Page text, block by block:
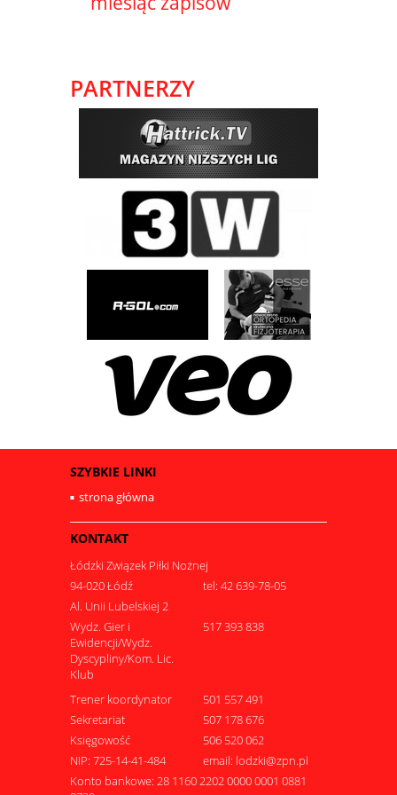
PARTNERZY
SZYBKIE LINKI
strona główna
KONTAKT
Łódzki Związek Piłki Nożnej
94-020 Łódź
tel: 42 639-78-05
Al. Unii Lubelskiej 2
Wydz. Gier i
Ewidencji/Wydz.
Dyscypliny/Kom. Lic.
Klub
517 393 838
Trener koordynator
501 557 491
Sekretariat
507 178 676
Księgowość
506 520 062
NIP: 725-14-41-484
email: lodzki@zpn.pl
Konto bankowe: 28 1160 2202 0000 0001 0881